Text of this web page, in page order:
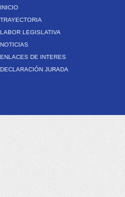
INICIO
TRAYECTORIA
LABOR LEGISLATIVA
NOTICIAS
ENLACES DE INTERES
DECLARACIÓN JURADA